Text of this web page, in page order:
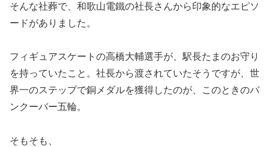
そんな社葬で、和歌山電鐵の社長さんから印象的なエピソ
ードがありました。
フィギュアスケートの高橋大輔選手が、駅長たまのお守り
を持っていたこと。社長から渡されていたそうですが、世
界一のステップで銅メダルを獲得したのが、このときのバ
ンクーバー五輪。
そもそも、